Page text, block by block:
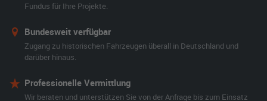
Fundus für Ihre Projekte.
Bundesweit verfügbar
Zugang zu historischen Fahrzeugen überall in Deutschland und
darüber hinaus.
Professionelle Vermittlung
Wir beraten und unterstützen Sie von der Anfrage bis zum Einsatz